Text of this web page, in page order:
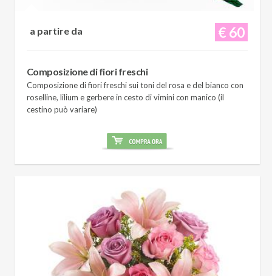
€ 60
a partire da
Composizione di fiori freschi
Composizione di fiori freschi sui toni del rosa e del bianco con
roselline, lilium e gerbere in cesto di vimini con manico (il
cestino può variare)